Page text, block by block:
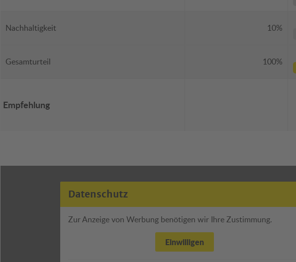
Nachhaltigkeit 10%
Gesamturteil 100%
Empfehlung
Datenschutz
Zur Anzeige von Werbung benötigen wir Ihre Zustimmung.
Einwilligen